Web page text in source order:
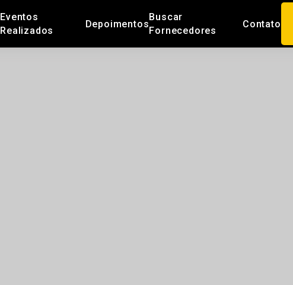
Eventos
Realizados
Depoimentos
Buscar
Fornecedores
Contato